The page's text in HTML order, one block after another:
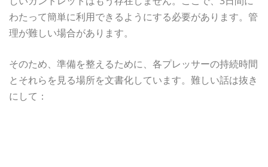
わたって簡単に利用できるようにする必要があります。管
理が難しい場合があります。
そのため、準備を整えるために、各プレッサーの持続時間
とそれらを見る場所を文書化しています。難しい話は抜き
にして：